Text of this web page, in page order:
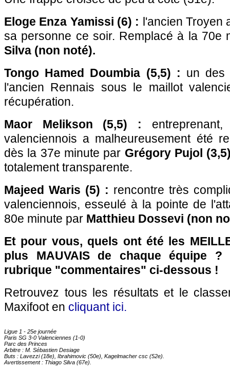
Eloge Enza Yamissi (6) : l'ancien Troyen
sa personne ce soir. Remplacé à la 70e
Silva (non noté).
Tongo Hamed Doumbia (5,5) : un des
l'ancien Rennais sous le maillot
récupération.
Maor Melikson (5,5) :
valenciennois a malheureusement été
dès la 37e minute par Grégory Pujol
totalement transparente.
Majeed Waris (5) : rencontre très
valenciennois, esseulé à la pointe de
80e minute par Matthieu Dossevi (non
Et pour vous, quels ont été les
plus MAUVAIS de chaque équipe ?
rubrique "commentaires" ci-dessous !
Retrouvez tous les résultats et le
Maxifoot en cliquant ici.
Ligue 1 - 25e journée
Paris SG 3-0 Valenciennes (1-0)
Parc des Princes
Arbitre : M. Sébastien Desiage
Buts : Lavezzi (18e), Ibrahimovic (50e), Kagelmacher csc (52e).
Avertissement : Thiago Silva (67e).